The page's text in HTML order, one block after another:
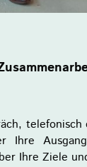
telefonisch
Ihre
Ihre Ziele